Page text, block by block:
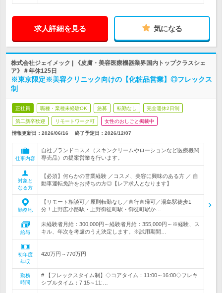
求人詳細を見る 気になる
株式会社ジェイメック | 《皮膚・美容医療機器業界国内トップクラスシェ
ア》＃年休125日
※東京限定※美容クリニック向けの【化粧品営業】◎フレックス
制
正社員 職種・業種未経験OK 急募 転勤なし 完全週休2日制
第二新卒歓迎 リモートワーク可 女性のおしごと掲載中
情報更新日：2026/06/16 終了予定日： 2026/12/07
仕事内容
自社ブランドコスメ（スキンクリームやローションなど医療機関
専売品）の提案営業を行います。
対象と
なる方
【必須】何らかの営業経験 ／コスメ、美容に興味のある方 ／ 自
動車運転免許をお持ちの方◎【レア求人となります】
勤務地
【リモート相談可／原則転勤なし／直行直帰可／湯島駅徒歩1
分！上野広小路駅・上野御徒町駅・御徒町駅か…
給与
未経験者月給：300,000円～経験者月給：355,000円～※経験、ス
キル、年次を考慮のうえ決定します。※試用期間…
初年度
年収
420万円～770万円
勤務
時間
# 【フレックスタイム制】◇コアタイム：11:00～16:00◇フレキ
シブルタイム：7:15～11:…